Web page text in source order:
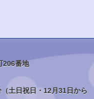
206番地
土日祝日・12月31日から